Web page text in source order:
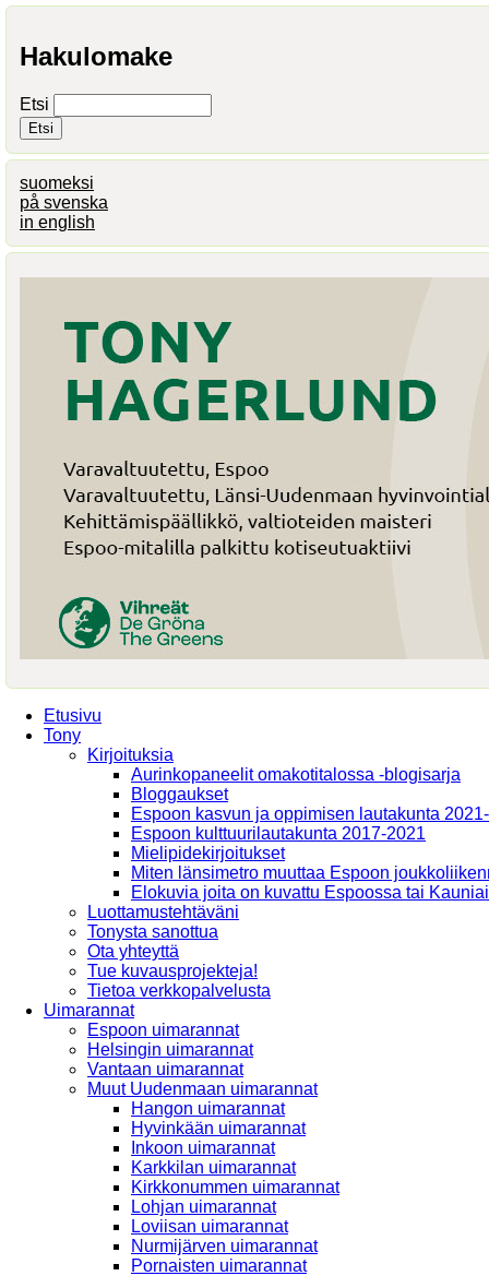
Hakulomake
Etsi
suomeksi
på svenska
in english
Etusivu
Tony
Kirjoituksia
Aurinkopaneelit omakotitalossa -blogisarja
Bloggaukset
Espoon kasvun ja oppimisen lautakunta
Espoon kulttuurilautakunta 2017-2021
Mielipidekirjoitukset
Miten länsimetro muuttaa Espoon
Elokuvia joita on kuvattu Espoossa tai
Luottamustehtäväni
Tonysta sanottua
Ota yhteyttä
Tue kuvausprojekteja!
Tietoa verkkopalvelusta
Uimarannat
Espoon uimarannat
Helsingin uimarannat
Vantaan uimarannat
Muut Uudenmaan uimarannat
Hangon uimarannat
Hyvinkään uimarannat
Inkoon uimarannat
Karkkilan uimarannat
Kirkkonummen uimarannat
Lohjan uimarannat
Loviisan uimarannat
Nurmijärven uimarannat
Pornaisten uimarannat